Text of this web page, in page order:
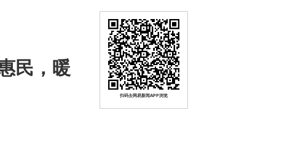
民，暖
扫码去网易新闻APP浏览